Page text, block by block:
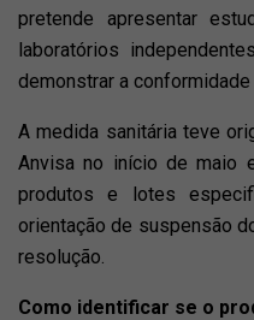
pretende apresentar
laboratórios
demonstrar a
A medida sanitária teve
Anvisa no início de maio
produtos e lotes
orientação de suspensão
resolução.
Como identificar se o